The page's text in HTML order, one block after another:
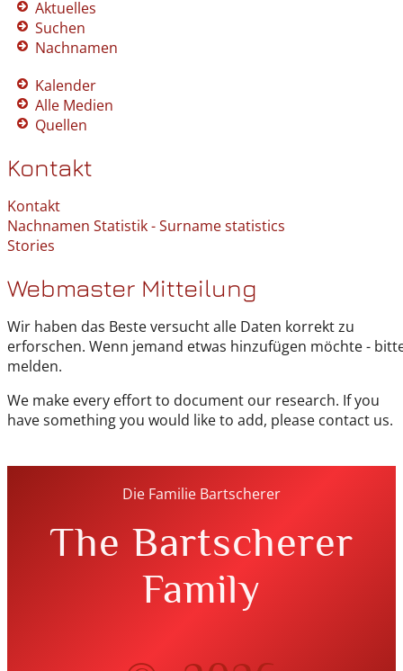
Aktuelles
Suchen
Nachnamen
Kalender
Alle Medien
Quellen
Kontakt
Kontakt
Nachnamen Statistik - Surname statistics
Stories
Webmaster Mitteilung
Wir haben das Beste versucht alle Daten korrekt zu
erforschen. Wenn jemand etwas hinzufügen möchte -
melden.
We make every effort to document our research. If you
have something you would like to add, please contact us.
Die Familie Bartscherer
The Bartscherer
Family